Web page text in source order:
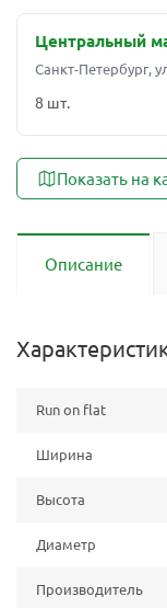
Центральный
Санкт-Петербург,
8 шт.
Показать на
Описание
Run on flat
Ширина
Высота
Диаметр
Производитель